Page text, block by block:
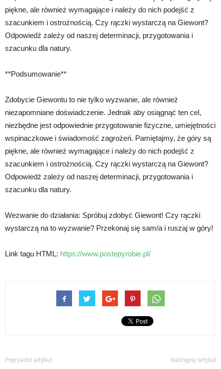
piękne, ale również wymagające i należy do nich podejść z
szacunkiem i ostrożnością. Czy rączki wystarczą na Giewont?
Odpowiedź zależy od naszej determinacji, przygotowania i
szacunku dla natury.
**Podsumowanie**
Zdobycie Giewontu to nie tylko wyzwanie, ale również
niezapomniane doświadczenie. Jednak aby osiągnąć ten cel,
niezbędne jest odpowiednie przygotowanie fizyczne, umiejętności
wspinaczkowe i świadomość zagrożeń. Pamiętajmy, że góry są
piękne, ale również wymagające i należy do nich podejść z
szacunkiem i ostrożnością. Czy rączki wystarczą na Giewont?
Odpowiedź zależy od naszej determinacji, przygotowania i
szacunku dla natury.
Wezwanie do działania: Spróbuj zdobyć Giewont! Czy rączki
wystarczą na to wyzwanie? Przekonaj się sam/a i ruszaj w góry!
Link tagu HTML: https://www.postepyrobie.pl/
Poprzedni artykuł Następny artykuł